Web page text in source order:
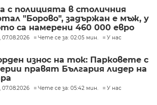
с полицията в столичния
"Борово", задържан е мъж, у
са намерени 460 000 евро
07.08.2026 Чете се за: 02:05 мин. У нас
износ на ток: Парковете с
правят България лидер на
07.08.2026 Чете се за: 05:42 мин. У нас